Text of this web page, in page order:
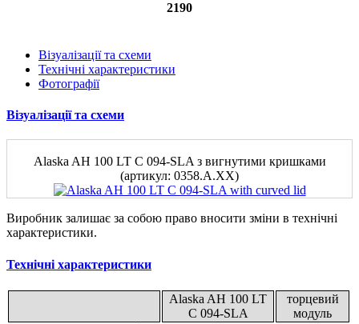
2190
Візуалізації та схеми
Технічні характеристики
Фотографії
Візуалізації та схеми
Alaska AH 100 LT C 094-SLA з вигнутими кришками
(артикул: 0358.A.XX)
Виробник залишає за собою право вносити зміни в технічні
характеристики.
Технічні характеристики
Alaska AH 100 LT
C 094-SLA
торцевий
модуль